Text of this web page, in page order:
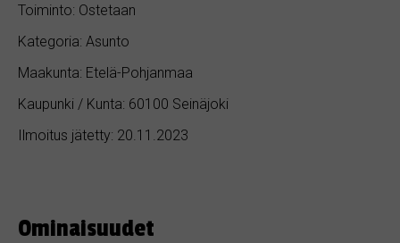
Toiminto: Ostetaan
Kategoria: Asunto
Maakunta: Etelä-Pohjanmaa
Kaupunki / Kunta: 60100 Seinäjoki
Ilmoitus jätetty: 20.11.2023
Ominaisuudet